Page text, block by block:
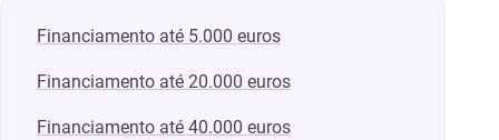
Financiamento até 5.000 euros
Financiamento até 20.000 euros
Financiamento até 40.000 euros